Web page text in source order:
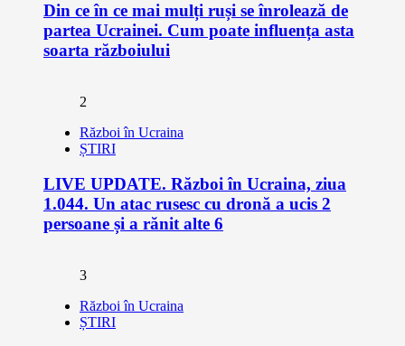
Din ce în ce mai mulți ruși se înrolează de
partea Ucrainei. Cum poate influența asta
soarta războiului
2
Război în Ucraina
ȘTIRI
LIVE UPDATE. Război în Ucraina, ziua
1.044. Un atac rusesc cu dronă a ucis 2
persoane și a rănit alte 6
3
Război în Ucraina
ȘTIRI